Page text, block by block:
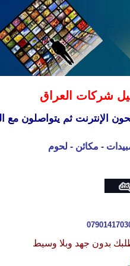
شركات العراق
الإنترنت ثم يتواصلون مع
- مكائن - لحوم
بدون جهد وبلا وسيط